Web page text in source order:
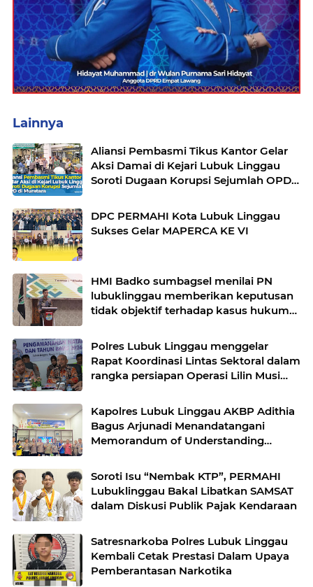
Lainnya
Aliansi Pembasmi Tikus Kantor Gelar
Aksi Damai di Kejari Lubuk Linggau
Soroti Dugaan Korupsi Sejumlah OPD
DPC PERMAHI Kota Lubuk Linggau
Sukses Gelar MAPERCA KE VI
HMI Badko sumbagsel menilai PN
lubuklinggau memberikan keputusan
tidak objektif terhadap kasus hukum
Polres Lubuk Linggau menggelar
Rapat Koordinasi Lintas Sektoral dalam
rangka persiapan Operasi Lilin Musi
Kapolres Lubuk Linggau AKBP Adithia
Bagus Arjunadi Menandatangani
Memorandum of Understanding
Pendidikan dan Kebudayaan
Soroti Isu “Nembak KTP”, PERMAHI
Lubuklinggau Bakal Libatkan SAMSAT
dalam Diskusi Publik Pajak Kendaraan
Satresnarkoba Polres Lubuk Linggau
Kembali Cetak Prestasi Dalam Upaya
Pemberantasan Narkotika